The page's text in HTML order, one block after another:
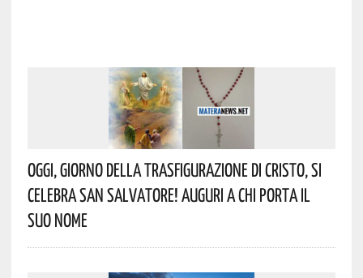
Oggi, Giorno Della Trasfigurazione Di Cristo, Si
Celebra San Salvatore! Auguri A Chi Porta Il
Suo Nome